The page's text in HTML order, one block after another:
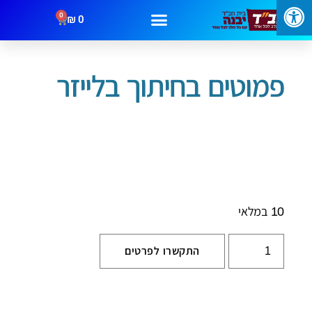
0
₪
0
עמוד הבית/שבת וחג / פמוטים בחיתוך בלייזר
פמוטים בחיתוך בלייזר
10 במלאי
התקשרו לפרטים